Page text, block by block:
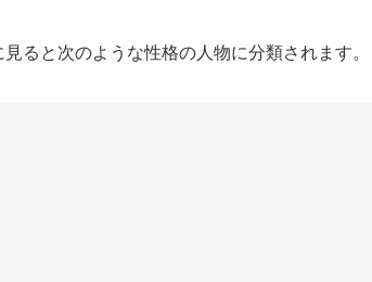
ると次のような性格の人物に分類されます。